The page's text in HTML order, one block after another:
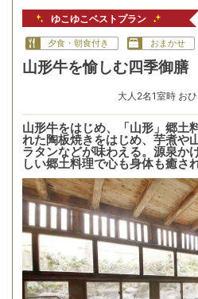
ゆこゆこベストプラン
夕食・朝食付き おまかせ
山形牛を愉しむ四季御膳
大人 2名1室時 お
山形牛をはじめ、「山形」郷土
れた陶板焼きをはじめ、芋煮や
ラタンなどが味わえる。源泉か
しい郷土料理で心も身体も癒さ